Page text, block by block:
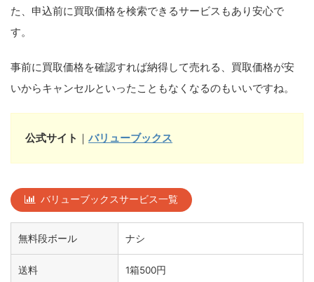
た、申込前に買取価格を検索できるサービスもあり安心で
す。
事前に買取価格を確認すれば納得して売れる、買取価格が安
いからキャンセルといったこともなくなるのもいいですね。
公式サイト ｜ バリューブックス
バリューブックスサービス一覧
無料段ボール ナシ
送料 1箱500円